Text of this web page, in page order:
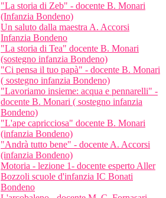
"La storia di Zeb" - docente B. Monari
(Infanzia Bondeno)
Un saluto dalla maestra A. Accorsi
Infanzia Bondeno
"La storia di Tea" docente B. Monari
(sostegno infanzia Bondeno)
"Ci pensa il tuo papà" - docente B. Monari
( sostegno infanzia Bondeno)
"Lavoriamo insieme: acqua e pennarelli" -
docente B. Monari ( sostegno infanzia
Bondeno)
"L'ape capricciosa" docente B. Monari
(infanzia Bondeno)
"Andrà tutto bene" - docente A. Accorsi
(infanzia Bondeno)
Motoria - lezione 1- docente esperto Aller
Bozzoli scuole d'infanzia IC Bonati
Bondeno